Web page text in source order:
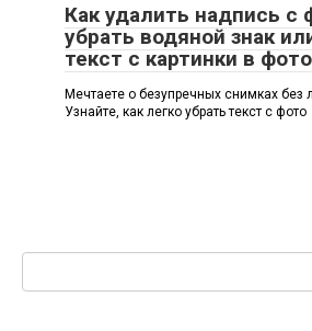
Как удалить надпись с
убрать водяной знак
текст с картинки в
Мечтаете о безупречных снимках без
Узнайте, как легко убрать текст с фото